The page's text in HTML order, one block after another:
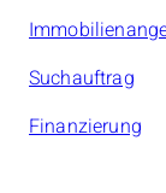
Suchauftrag
Finanzierung